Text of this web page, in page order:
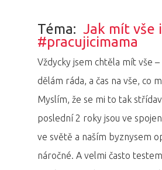
Téma: Jak mít vše
#pracujicimama
Vždycky jsem chtěla mít vše
dělám ráda, a čas na vše, co
Myslím, že se mi to tak
poslední 2 roky jsou ve
ve světě a naším byznysem
náročné. A velmi často